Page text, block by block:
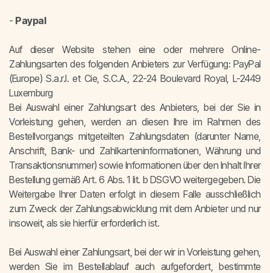
- Paypal
Auf dieser Website stehen eine oder mehrere Online-
Zahlungsarten des folgenden Anbieters zur Verfügung: PayPal
(Europe) S.a.r.l. et Cie, S.C.A., 22-24 Boulevard Royal, L-2449
Luxemburg
Bei Auswahl einer Zahlungsart des Anbieters, bei der Sie in
Vorleistung gehen, werden an diesen Ihre im Rahmen des
Bestellvorgangs mitgeteilten Zahlungsdaten (darunter Name,
Anschrift, Bank- und Zahlkarteninformationen, Währung und
Transaktionsnummer) sowie Informationen über den Inhalt Ihrer
Bestellung gemäß Art. 6 Abs. 1 lit. b DSGVO weitergegeben. Die
Weitergabe Ihrer Daten erfolgt in diesem Falle ausschließlich
zum Zweck der Zahlungsabwicklung mit dem Anbieter und nur
insoweit, als sie hierfür erforderlich ist.
Bei Auswahl einer Zahlungsart, bei der wir in Vorleistung gehen,
werden Sie im Bestellablauf auch aufgefordert, bestimmte